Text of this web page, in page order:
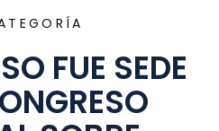
FUE SEDE